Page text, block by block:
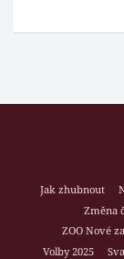
Jak zhubnout
Změna
ZOO Nové
Volby 2025